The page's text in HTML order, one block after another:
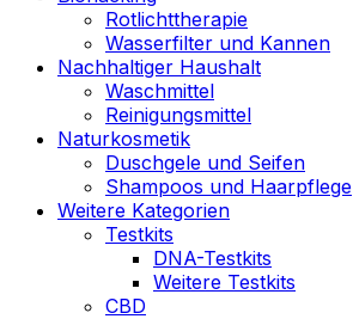
Rotlichttherapie
Wasserfilter und Kannen
Nachhaltiger Haushalt
Waschmittel
Reinigungsmittel
Naturkosmetik
Duschgele und Seifen
Shampoos und Haarpflege
Weitere Kategorien
Testkits
DNA-Testkits
Weitere Testkits
CBD